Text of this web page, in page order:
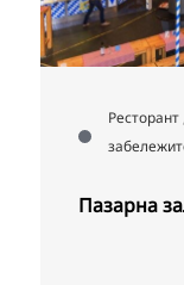
Пазарна